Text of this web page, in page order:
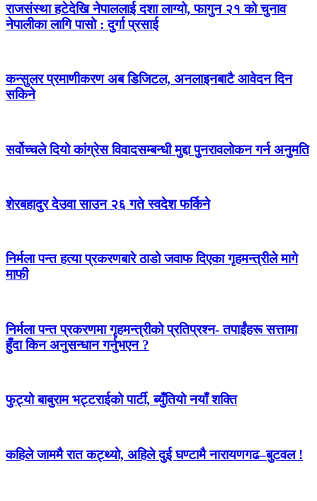
राजसंस्था हटेदेखि नेपाललाई दशा लाग्यो, फागुन २१ को चुनाव
नेपालीका लागि पासो : दुर्गा प्रसाई
कन्सुलर प्रमाणीकरण अब डिजिटल, अनलाइनबाटै आवेदन दिन
सकिने
सर्वोच्चले दियो कांग्रेस विवादसम्बन्धी मुद्दा पुनरावलोकन गर्न अनुमति
शेरबहादुर देउवा साउन २६ गते स्वदेश फर्किने
निर्मला पन्त हत्या प्रकरणबारे ठाडो जवाफ दिएका गृहमन्त्रीले मागे
माफी
निर्मला पन्त प्रकरणमा गृहमन्त्रीको प्रतिप्रश्न- तपाईंहरू सत्तामा
हुँदा किन अनुसन्धान गर्नुभएन ?
फुट्यो बाबुराम भट्टराईको पार्टी, ब्युँतियो नयाँ शक्ति
कहिले जाममै रात कट्थ्यो, अहिले दुई घण्टामै नारायणगढ–बुटवल !